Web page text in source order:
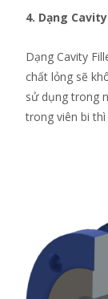
4. Dạng
Dạng Cavity
chất lỏng sẽ
sử dụng trong
trong viên bi